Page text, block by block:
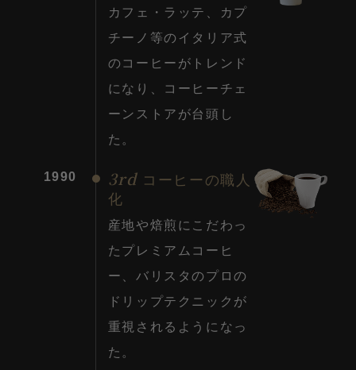
カフェ・ラッテ、カプ
チーノ等のイタリア式
のコーヒーがトレンド
になり、コーヒーチェ
ーンストアが台頭し
た。
1990 3rdコーヒーの職人
化
産地や焙煎にこだわっ
たプレミアムコーヒ
ー、バリスタのプロの
ドリップテクニックが
重視されるようになっ
た。